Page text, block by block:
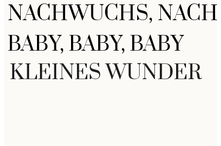
NACHWUCHS,
BABY, BABY, BABY
KLEINES WUNDER